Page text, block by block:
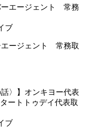
ブ
エージェント 常務取
ブ